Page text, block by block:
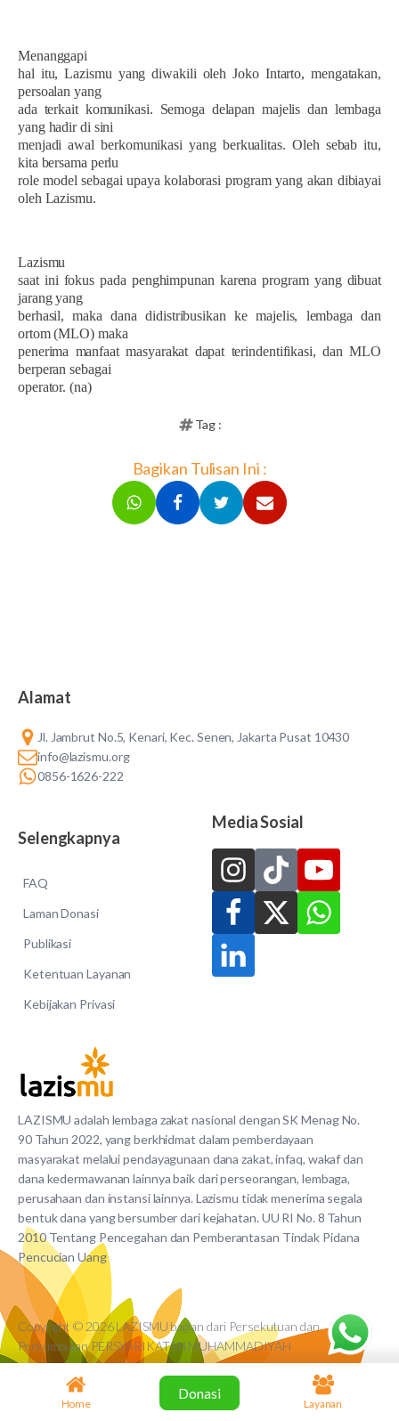
Menanggapi
hal itu, Lazismu yang diwakili oleh Joko Intarto, mengatakan,
persoalan yang
ada terkait komunikasi. Semoga delapan majelis dan lembaga
yang hadir di sini
menjadi awal berkomunikasi yang berkualitas. Oleh sebab itu,
kita bersama perlu
role model sebagai upaya kolaborasi program yang akan dibiayai
oleh Lazismu.
Lazismu
saat ini fokus pada penghimpunan karena program yang dibuat
jarang yang
berhasil, maka dana didistribusikan ke majelis, lembaga dan
ortom (MLO) maka
penerima manfaat masyarakat dapat terindentifikasi, dan MLO
berperan sebagai
operator. (na)
Tag :
Bagikan Tulisan Ini :
LAZISMU adalah lembaga zakat nasional dengan SK Menag No.
90 Tahun 2022, yang berkhidmat dalam pemberdayaan
masyarakat melalui pendayagunaan dana zakat, infaq, wakaf dan
dana kedermawanan lainnya baik dari perseorangan, lembaga,
perusahaan dan instansi lainnya. Lazismu tidak menerima segala
bentuk dana yang bersumber dari kejahatan. UU RI No. 8 Tahun
2010 Tentang Pencegahan dan Pemberantasan Tindak Pidana
Pencucian Uang
Alamat
Jl. Jambrut No.5, Kenari, Kec. Senen, Jakarta Pusat 10430
info@lazismu.org
0856-1626-222
Selengkapnya
FAQ
Laman Donasi
Publikasi
Ketentuan Layanan
Kebijakan Privasi
Media Sosial
Copyright © 2026 LAZISMU bagian dari Persekutuan dan
Perkumpulan PERSYARIKATAN MUHAMMADIYAH
Home
Donasi
Layanan